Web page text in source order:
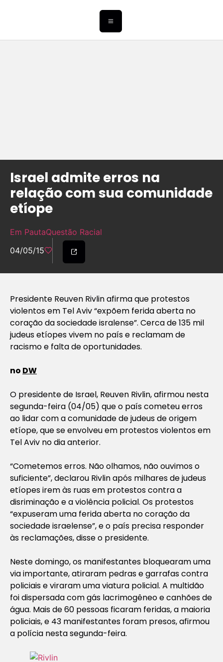
Israel admite erros na
relação com sua comunidade
etíope
Em PautaQuestão Racial
04/05/15
Presidente Reuven Rivlin afirma que protestos
violentos em Tel Aviv “expõem ferida aberta no
coração da sociedade isralense”. Cerca de 135 mil
judeus etíopes vivem no país e reclamam de
racismo e falta de oportunidades.
no DW
O presidente de Israel, Reuven Rivlin, afirmou nesta
segunda-feira (04/05) que o país cometeu erros
ao lidar com a comunidade de judeus de origem
etíope, que se envolveu em protestos violentos em
Tel Aviv no dia anterior.
“Cometemos erros. Não olhamos, não ouvimos o
suficiente”, declarou Rivlin após milhares de judeus
etíopes irem às ruas em protestos contra a
disriminação e a violência policial. Os protestos
“expuseram uma ferida aberta no coração da
sociedade israelense”, e o país precisa responder
às reclamações, disse o presidente.
Neste domingo, os manifestantes bloquearam uma
via importante, atiraram pedras e garrafas contra
policiais e viraram uma viatura policial. A multidão
foi dispersada com gás lacrimogêneo e canhões de
água. Mais de 60 pessoas ficaram feridas, a maioria
policiais, e 43 manifestantes foram presos, afirmou
a polícia nesta segunda-feira.